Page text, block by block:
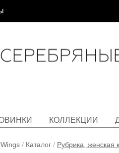
КОЛЛЕКЦИИ
/ Каталог / Рубрика, женская